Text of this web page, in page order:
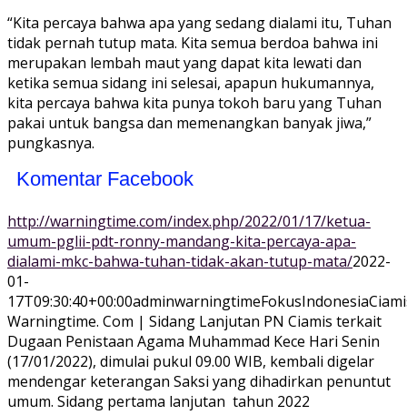
“Kita percaya bahwa apa yang sedang dialami itu, Tuhan
tidak pernah tutup mata. Kita semua berdoa bahwa ini
merupakan lembah maut yang dapat kita lewati dan
ketika semua sidang ini selesai, apapun hukumannya,
kita percaya bahwa kita punya tokoh baru yang Tuhan
pakai untuk bangsa dan memenangkan banyak jiwa,”
pungkasnya.
Komentar Facebook
http://warningtime.com/index.php/2022/01/17/ketua-
umum-pglii-pdt-ronny-mandang-kita-percaya-apa-
dialami-mkc-bahwa-tuhan-tidak-akan-tutup-mata/2022-
01-
17T09:30:40+00:00adminwarningtimeFokusIndonesia
Warningtime. Com | Sidang Lanjutan PN Ciamis terkait
Dugaan Penistaan Agama Muhammad Kece Hari Senin
(17/01/2022), dimulai pukul 09.00 WIB, kembali digelar
mendengar keterangan Saksi yang dihadirkan penuntut
umum. Sidang pertama lanjutan tahun 2022